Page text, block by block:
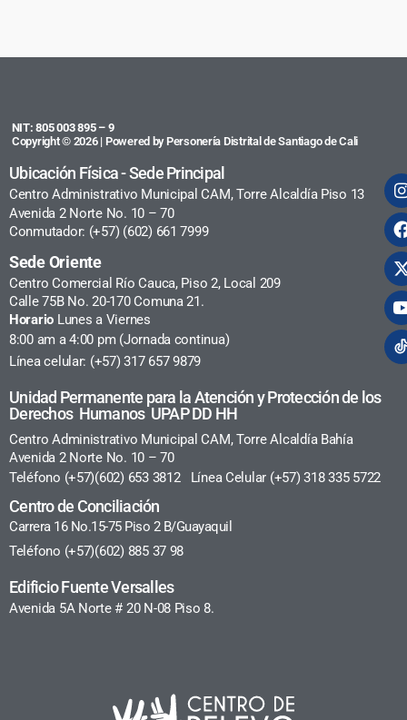
NIT: 805 003 895 – 9
Copyright © 2026 | Powered by Personería Distrital de Santiago de Cali
Ubicación Física - Sede Principal
Centro Administrativo Municipal CAM, Torre Alcaldía Piso 13
Avenida 2 Norte No. 10 – 70
Conmutador: (+57) (602) 661 7999
Sede Oriente
Centro Comercial Río Cauca, Piso 2, Local 209
Calle 75B No. 20-170 Comuna 21.
Horario Lunes a Viernes
8:00 am a 4:00 pm (Jornada continua)
Línea celular: (+57) 317 657 9879
Unidad Permanente para la Atención y Protección de los
Derechos Humanos UPAP DD HH
Centro Administrativo Municipal CAM, Torre Alcaldía Bahía
Avenida 2 Norte No. 10 – 70
Teléfono (+57)(602) 653 3812 Línea Celular (+57) 318 335 5722
Centro de Conciliación
Carrera 16 No.15-75 Piso 2 B/Guayaquil
Teléfono (+57)(602) 885 37 98
Edificio Fuente Versalles
Avenida 5A Norte # 20 N-08 Piso 8.